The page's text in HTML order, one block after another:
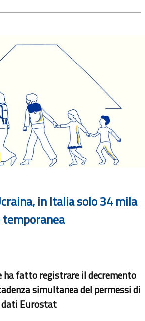
in Italia solo 34 mila
ha fatto registrare il decremento
simultanea del permessi di
Eurostat